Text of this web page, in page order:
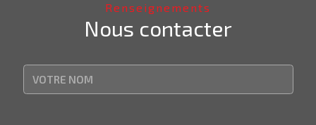
Renseignements
Nous contacter